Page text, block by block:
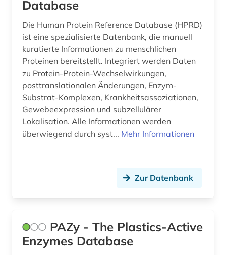
Database
Die Human Protein Reference Database (HPRD)
ist eine spezialisierte Datenbank, die manuell
kuratierte Informationen zu menschlichen
Proteinen bereitstellt. Integriert werden Daten
zu Protein-Protein-Wechselwirkungen,
posttranslationalen Änderungen, Enzym-
Substrat-Komplexen, Krankheitsassoziationen,
Gewebeexpression und subzellulärer
Lokalisation. Alle Informationen werden
überwiegend durch syst... Mehr Informationen
Zur Datenbank
PAZy - The Plastics-Active
Enzymes Database